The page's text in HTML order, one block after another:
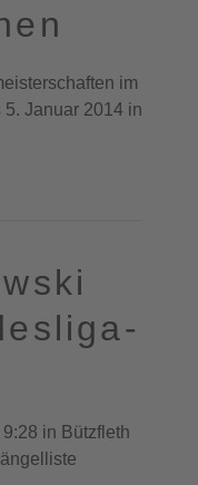
im
Januar 2014 in
in Bützfleth